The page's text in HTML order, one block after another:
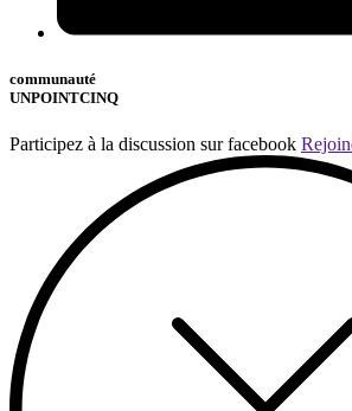
communauté
UNPOINTCINQ
Participez à la discussion sur facebook